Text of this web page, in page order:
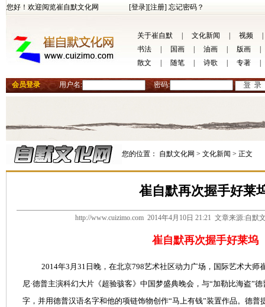
您好！欢迎阅览崔自默文化网 [登录][注册] 忘记密码？
关于崔自默 文化新闻 视频
书法
国画 油画 版画
散文
随笔 诗歌 专著
会员登录 用户名: 密码:
您的位置： 自默文化网 > 文化新闻 > 正文
崔自默再次握手好莱
http://www.cuizimo.com 2014年4月10日 21:21 文章来源:自默
崔自默再次握手好莱坞
2014年3月31日晚，在北京798艺术社区动力广场，国际艺术大师
尼·德普主演科幻大片《超验骇客》中国梦盛典晚会，与“加勒比海盗”
字，并用德普汉语名字和他的项链饰物创作“马上有钱”装置作品。德